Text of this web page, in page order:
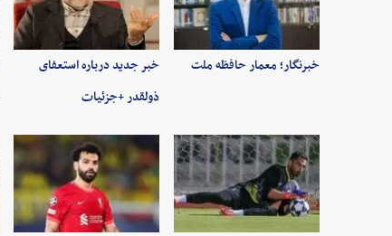
خبرنگار؛ معمار حافظه ملت
خبر جدید درباره استعفای
ذولقدر +جزئیات